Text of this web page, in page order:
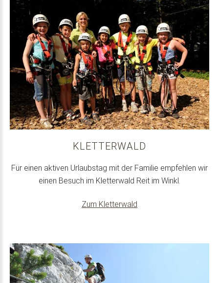
KLETTERWALD
Für einen aktiven Urlaubstag mit der Familie empfehlen wir
einen Besuch im Kletterwald Reit im Winkl.
Zum Kletterwald